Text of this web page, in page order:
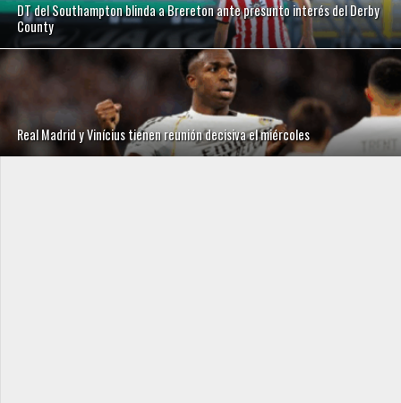
DT del Southampton blinda a Brereton ante presunto interés del Derby
County
Real Madrid y Vinícius tienen reunión decisiva el miércoles